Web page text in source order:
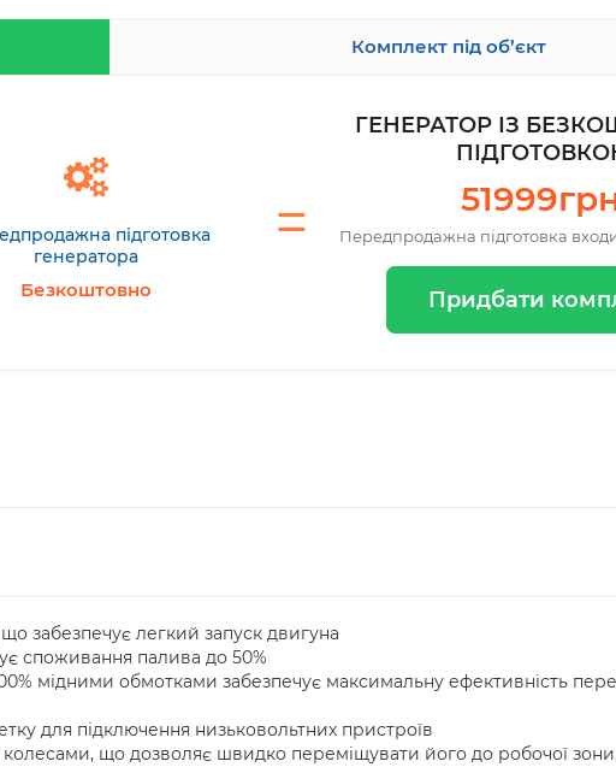
Комплект під об’єкт
підготовка
генератора
Безкоштовно
ГЕНЕРАТОР ІЗ
Передпродажна підготовка
Придбати
забезпечує легкий запуск двигуна
споживання палива до 50%
мідними обмотками забезпечує максимальну ефективність
для підключення низьковольтних пристроїв
що дозволяє швидко переміщувати його до робочої